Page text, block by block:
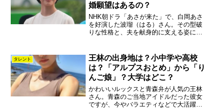
婚願望はあるの？
NHK朝ドラ「あさが来た」で、白岡あさ
を好演した波瑠（はる）さん。その型破
りな性格と、夫を献身的に支える姿に多
という噂があります。だとしたら、旦那
は誰でしょう？子供はい...
タレント
王林の出身地は？小中学や高校
は？「アルプスおとめ」から「り
んご娘」？大学はどこ？
かわいいルックスと青森弁が人気の王林
さん。青森のご当地アイドルだった彼女
ですが、今やバラエティなどで大活躍し